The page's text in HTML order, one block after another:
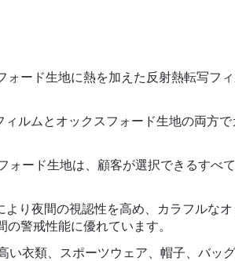
ォード生地に熱を加えた反射熱転写フ
ィルムとオックスフォード生地の両方
ォード生地は、顧客が選択できるすべ
より夜間の視認性を高め、カラフルな
の警戒性能に優れています。
い衣類、スポーツウェア、帽子、バッ